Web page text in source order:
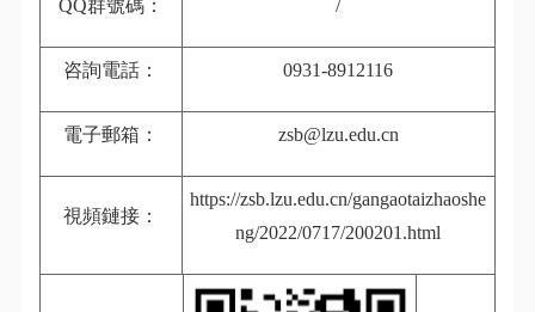
QQ群號碼： /
咨詢電話： 0931-8912116
電子郵箱： zsb@lzu.edu.cn
視頻鏈接：
https://zsb.lzu.edu.cn/gangaotaizhaoshe
ng/2022/0717/200201.html